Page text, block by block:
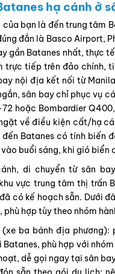
hạ cánh ở
của bạn là đến trung tâm
đắn là Basco Airport,
gần Batanes nhất, thực
trực tiếp trên đảo chính,
nội địa kết nối từ
sân bay chỉ phục vụ
72 hoặc Bombardier
về điều kiện cất/hạ
Batanes có tính biến
buổi sáng, khi gió biển
di chuyển từ sân
vực trung tâm thị trấn
có kế hoạch sẵn. Dưới
phù hợp tùy theo nhóm
ba bánh địa phương):
phù hợp với
dễ gọi ngay tại sân